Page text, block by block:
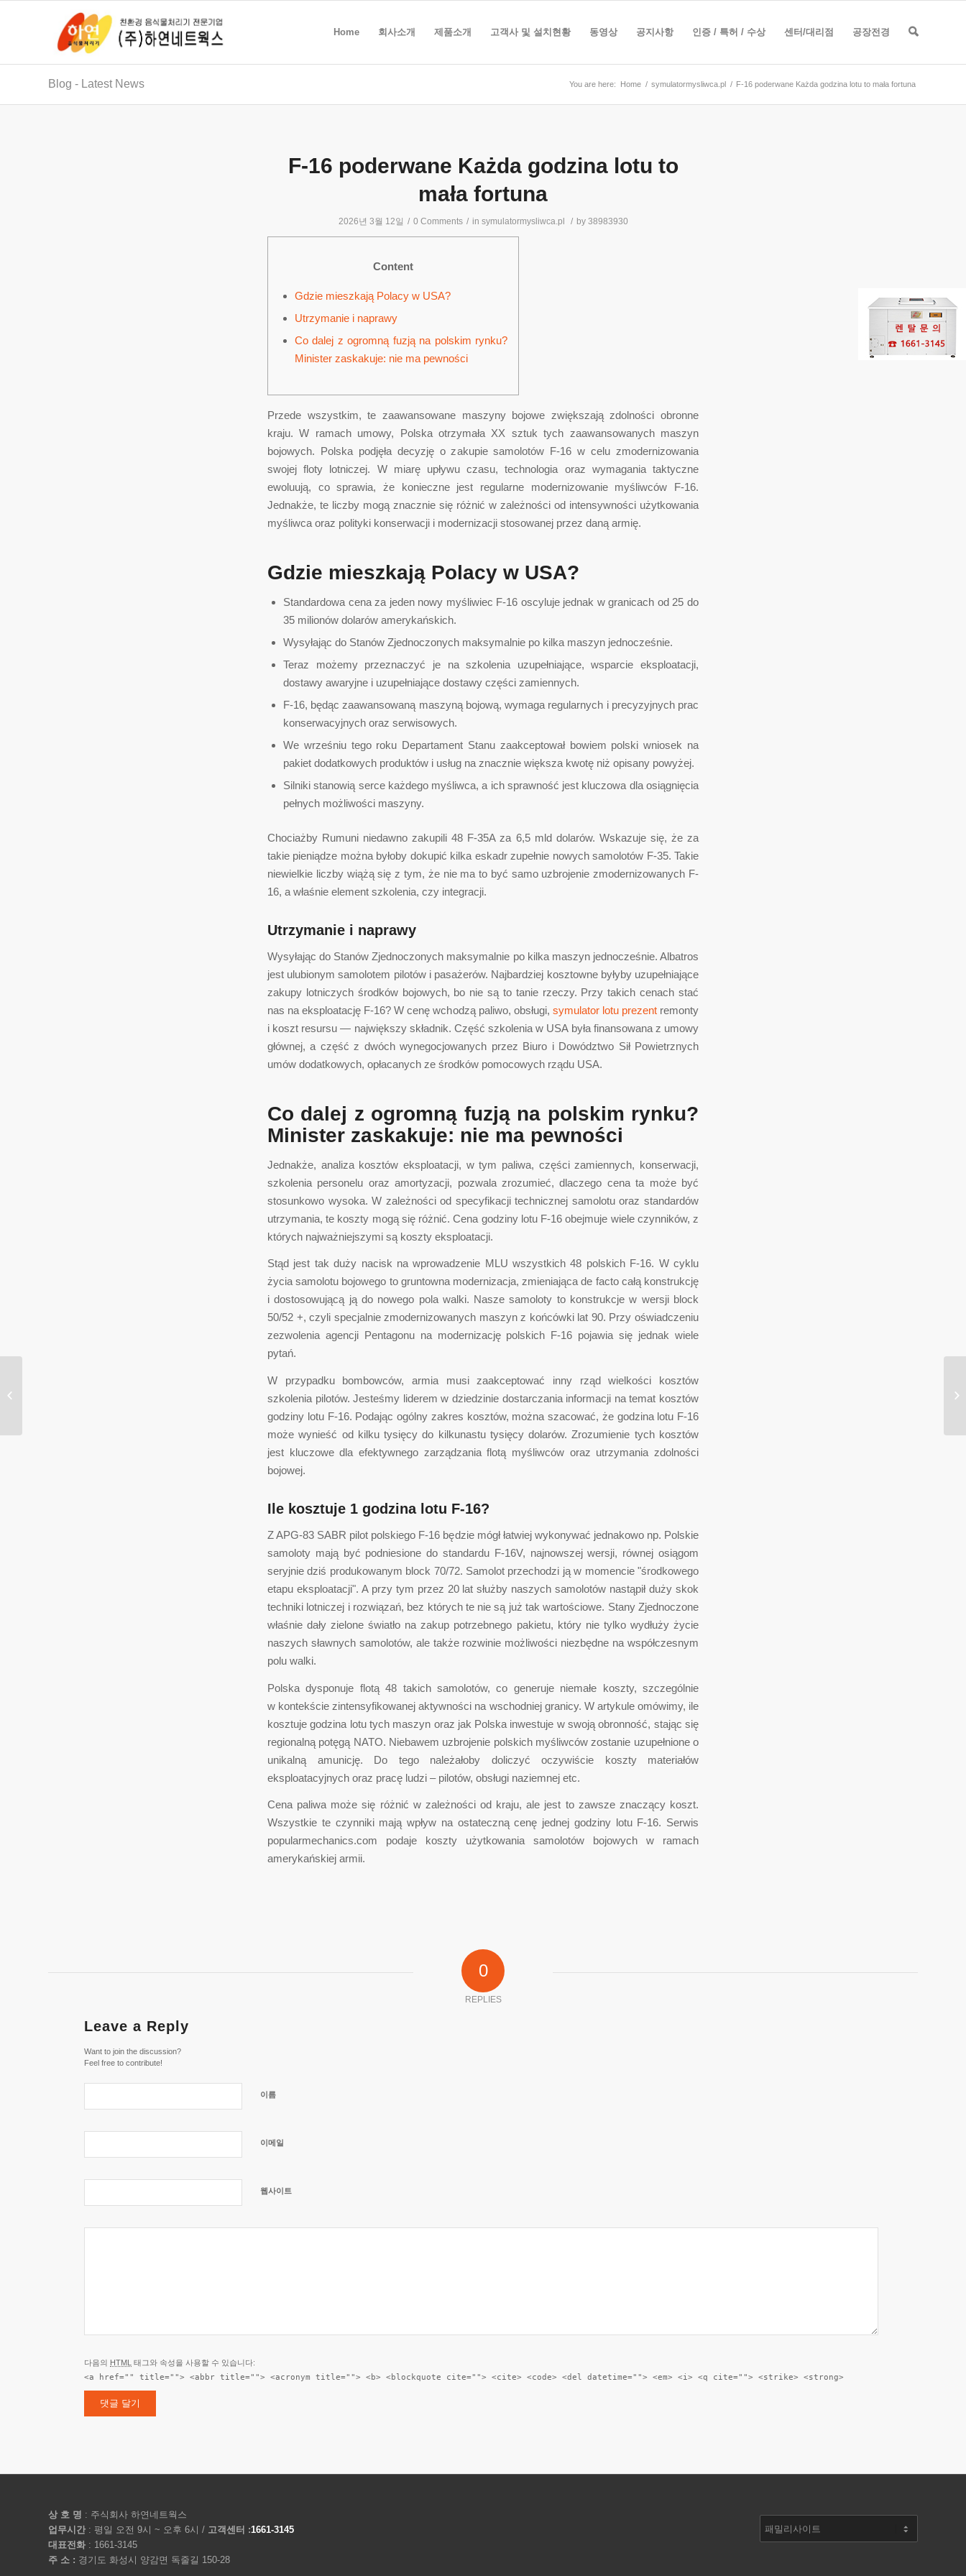
Home 회사소개 제품소개 고객사 및 설치현황 동영상 공지사항 인증 / 특허 / 수상 센터/대리점 공장전경
Blog - Latest News You are here: Home / symulatormysliwca.pl / F-16 poderwane Każda godzina lotu to mała fortuna
F-16 poderwane Każda godzina lotu to
mała fortuna
2026년 3월 12일 / 0 Comments / in symulatormysliwca.pl / by 38983930
Content
Gdzie mieszkają Polacy w USA?
Utrzymanie i naprawy
Co dalej z ogromną fuzją na polskim rynku?
Minister zaskakuje: nie ma pewności
Przede wszystkim, te zaawansowane maszyny bojowe zwiększają zdolności obronne
kraju. W ramach umowy, Polska otrzymała XX sztuk tych zaawansowanych maszyn
bojowych. Polska podjęła decyzję o zakupie samolotów F-16 w celu zmodernizowania
swojej floty lotniczej. W miarę upływu czasu, technologia oraz wymagania taktyczne
ewoluują, co sprawia, że konieczne jest regularne modernizowanie myśliwców F-16.
Jednakże, te liczby mogą znacznie się różnić w zależności od intensywności użytkowania
myśliwca oraz polityki konserwacji i modernizacji stosowanej przez daną armię.
Gdzie mieszkają Polacy w USA?
Standardowa cena za jeden nowy myśliwiec F-16 oscyluje jednak w granicach od 25 do
35 milionów dolarów amerykańskich.
Wysyłając do Stanów Zjednoczonych maksymalnie po kilka maszyn jednocześnie.
Teraz możemy przeznaczyć je na szkolenia uzupełniające, wsparcie eksploatacji,
dostawy awaryjne i uzupełniające dostawy części zamiennych.
F-16, będąc zaawansowaną maszyną bojową, wymaga regularnych i precyzyjnych prac
konserwacyjnych oraz serwisowych.
We wrześniu tego roku Departament Stanu zaakceptował bowiem polski wniosek na
pakiet dodatkowych produktów i usług na znacznie większa kwotę niż opisany powyżej.
Silniki stanowią serce każdego myśliwca, a ich sprawność jest kluczowa dla osiągnięcia
pełnych możliwości maszyny.
Chociażby Rumuni niedawno zakupili 48 F-35A za 6,5 mld dolarów. Wskazuje się, że za
takie pieniądze można byłoby dokupić kilka eskadr zupełnie nowych samolotów F-35. Takie
niewielkie liczby wiążą się z tym, że nie ma to być samo uzbrojenie zmodernizowanych F-
16, a właśnie element szkolenia, czy integracji.
Utrzymanie i naprawy
Wysyłając do Stanów Zjednoczonych maksymalnie po kilka maszyn jednocześnie. Albatros
jest ulubionym samolotem pilotów i pasażerów. Najbardziej kosztowne byłyby uzupełniające
zakupy lotniczych środków bojowych, bo nie są to tanie rzeczy. Przy takich cenach stać
nas na eksploatację F-16? W cenę wchodzą paliwo, obsługi, symulator lotu prezentremonty
i koszt resursu — największy składnik. Część szkolenia w USA była finansowana z umowy
głównej, a część z dwóch wynegocjowanych przez Biuro i Dowództwo Sił Powietrznych
umów dodatkowych, opłacanych ze środków pomocowych rządu USA.
Co dalej z ogromną fuzją na polskim rynku?
Minister zaskakuje: nie ma pewności
Jednakże, analiza kosztów eksploatacji, w tym paliwa, części zamiennych, konserwacji,
szkolenia personelu oraz amortyzacji, pozwala zrozumieć, dlaczego cena ta może być
stosunkowo wysoka. W zależności od specyfikacji technicznej samolotu oraz standardów
utrzymania, te koszty mogą się różnić. Cena godziny lotu F-16 obejmuje wiele czynników, z
których najważniejszymi są koszty eksploatacji.
Stąd jest tak duży nacisk na wprowadzenie MLU wszystkich 48 polskich F-16. W cyklu
życia samolotu bojowego to gruntowna modernizacja, zmieniająca de facto całą konstrukcję
i dostosowującą ją do nowego pola walki. Nasze samoloty to konstrukcje w wersji block
50/52 +, czyli specjalnie zmodernizowanych maszyn z końcówki lat 90. Przy oświadczeniu
zezwolenia agencji Pentagonu na modernizację polskich F-16 pojawia się jednak wiele
pytań.
W przypadku bombowców, armia musi zaakceptować inny rząd wielkości kosztów
szkolenia pilotów. Jesteśmy liderem w dziedzinie dostarczania informacji na temat kosztów
godziny lotu F-16. Podając ogólny zakres kosztów, można szacować, że godzina lotu F-16
może wynieść od kilku tysięcy do kilkunastu tysięcy dolarów. Zrozumienie tych kosztów
jest kluczowe dla efektywnego zarządzania flotą myśliwców oraz utrzymania zdolności
bojowej.
Ile kosztuje 1 godzina lotu F-16?
Z APG-83 SABR pilot polskiego F-16 będzie mógł łatwiej wykonywać jednakowo np. Polskie
samoloty mają być podniesione do standardu F-16V, najnowszej wersji, równej osiągom
seryjnie dziś produkowanym block 70/72. Samolot przechodzi ją w momencie "środkowego
etapu eksploatacji". A przy tym przez 20 lat służby naszych samolotów nastąpił duży skok
techniki lotniczej i rozwiązań, bez których te nie są już tak wartościowe. Stany Zjednoczone
właśnie dały zielone światło na zakup potrzebnego pakietu, który nie tylko wydłuży życie
naszych sławnych samolotów, ale także rozwinie możliwości niezbędne na współczesnym
polu walki.
Polska dysponuje flotą 48 takich samolotów, co generuje niemałe koszty, szczególnie
w kontekście zintensyfikowanej aktywności na wschodniej granicy. W artykule omówimy, ile
kosztuje godzina lotu tych maszyn oraz jak Polska inwestuje w swoją obronność, stając się
regionalną potęgą NATO. Niebawem uzbrojenie polskich myśliwców zostanie uzupełnione o
unikalną amunicję. Do tego należałoby doliczyć oczywiście koszty materiałów
eksploatacyjnych oraz pracę ludzi – pilotów, obsługi naziemnej etc.
Cena paliwa może się różnić w zależności od kraju, ale jest to zawsze znaczący koszt.
Wszystkie te czynniki mają wpływ na ostateczną cenę jednej godziny lotu F-16. Serwis
popularmechanics.com podaje koszty użytkowania samolotów bojowych w ramach
amerykańskiej armii.
0
REPLIES
Leave a Reply
Want to join the discussion?
Feel free to contribute!
이름
이메일
웹사이트
다음의 HTML 태그와 속성을 사용할 수 있습니다:
<a href="" title=""> <abbr title=""> <acronym title=""> <b> <blockquote cite=""> <cite> <code> <del datetime=""> <em> <i> <q cite=""> <strike> <strong>
상 호 명 : 주식회사 하연네트웍스
업무시간 : 평일 오전 9시 ~ 오후 6시 / 고객센터 :1661-3145
대표전화 : 1661-3145
주 소 : 경기도 화성시 양감면 독줄길 150-28